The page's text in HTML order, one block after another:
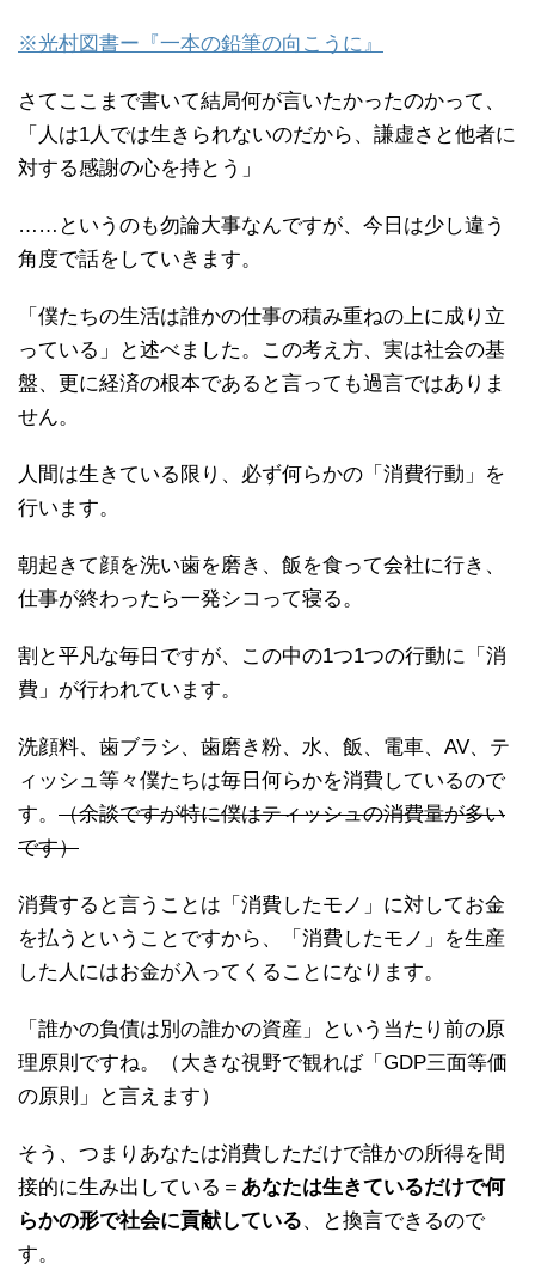
※光村図書ー『一本の鉛筆の向こうに』
さてここまで書いて結局何が言いたかったのかって、
「人は1人では生きられないのだから、謙虚さと他者に
対する感謝の心を持とう」
……というのも勿論大事なんですが、今日は少し違う
角度で話をしていきます。
「僕たちの生活は誰かの仕事の積み重ねの上に成り立
っている」と述べました。この考え方、実は社会の基
盤、更に経済の根本であると言っても過言ではありま
せん。
人間は生きている限り、必ず何らかの「消費行動」を
行います。
朝起きて顔を洗い歯を磨き、飯を食って会社に行き、
仕事が終わったら一発シコって寝る。
割と平凡な毎日ですが、この中の1つ1つの行動に「消
費」が行われています。
洗顔料、歯ブラシ、歯磨き粉、水、飯、電車、AV、テ
ィッシュ等々僕たちは毎日何らかを消費しているので
す。 （余談ですが特に僕はティッシュの消費量が多い
です）
消費すると言うことは「消費したモノ」に対してお金
を払うということですから、「消費したモノ」を生産
した人にはお金が入ってくることになります。
「誰かの負債は別の誰かの資産」という当たり前の原
理原則ですね。（大きな視野で観れば「GDP三面等価
の原則」と言えます）
そう、つまりあなたは消費しただけで誰かの所得を間
接的に生み出している＝ あなたは生きているだけで何
らかの形で社会に貢献している、と換言できるので
す。